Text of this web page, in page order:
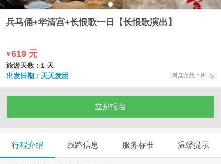
兵马俑+华清宫+长恨歌一日【长恨歌演出】
￥ 619 元
旅游天数：1 天
出发日期：天天发团
浏览次数：91 次
立刻报名
行程介绍 线路信息 服务标准 温馨提示